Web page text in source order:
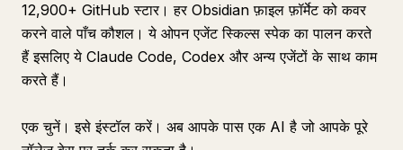
12,900+ GitHub स्टार। हर Obsidian फ़ाइल फ़ॉर्मेट को कवर
करने वाले पाँच कौशल। ये ओपन एजेंट स्किल्स स्पेक का पालन करते
हैं इसलिए ये Claude Code, Codex और अन्य एजेंटों के साथ काम
करते हैं।
एक चुनें। इसे इंस्टॉल करें। अब आपके पास एक AI है जो आपके पूरे